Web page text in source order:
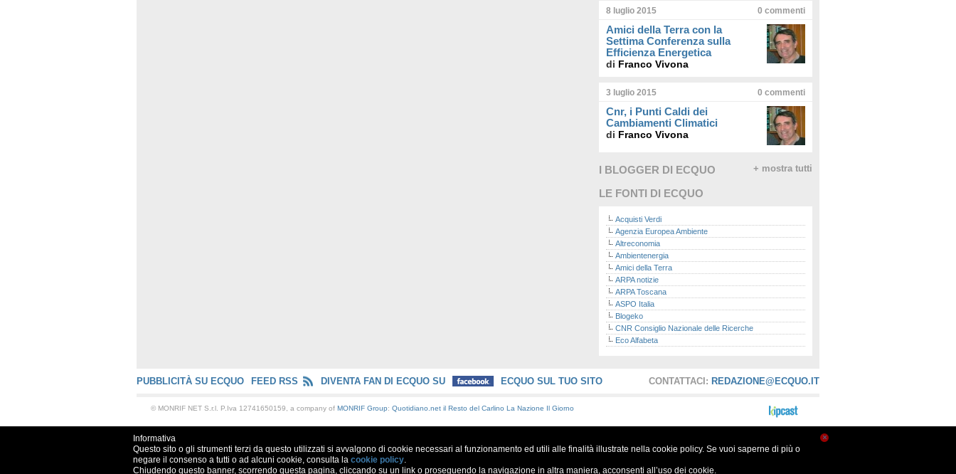
8 luglio 2015 0 commenti
Amici della Terra con la
Settima Conferenza sulla
Efficienza Energetica
di Franco Vivona
3 luglio 2015 0 commenti
Cnr, i Punti Caldi dei
Cambiamenti Climatici
di Franco Vivona
I BLOGGER DI ECQUO + mostra tutti
LE FONTI DI ECQUO
Acquisti Verdi
Agenzia Europea Ambiente
Altreconomia
Ambientenergia
Amici della Terra
ARPA notizie
ARPA Toscana
ASPO Italia
Blogeko
CNR Consiglio Nazionale delle Ricerche
Eco Alfabeta
Eco Radio
Greenpeace
ISPRA - Istituto Superiore per la Protezione e la
La nuova Ecologia
CONTATTACI: REDAZIONE@ECQUO.IT
PUBBLICITÀ SU ECQUO FEED RSS DIVENTA FAN DI ECQUO SU ECQUO SUL TUO SITO
© MONRIF NET S.r.l. P.Iva 12741650159, a company of MONRIF Group: Quotidiano.net il Resto del Carlino La Nazione Il Giorno
×
Informativa
Questo sito o gli strumenti terzi da questo utilizzati si avvalgono di cookie necessari al funzionamento ed utili alle finalità illustrate nella cookie policy. Se vuoi saperne di più o
negare il consenso a tutti o ad alcuni cookie, consulta la cookie policy.
Chiudendo questo banner, scorrendo questa pagina, cliccando su un link o proseguendo la navigazione in altra maniera, acconsenti all’uso dei cookie.